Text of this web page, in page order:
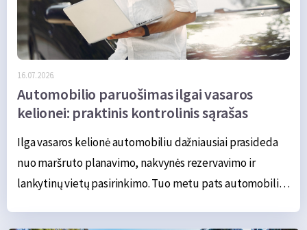
16.07.2026.
Automobilio paruošimas ilgai vasaros
kelionei: praktinis kontrolinis sąrašas
Ilga vasaros kelionė automobiliu dažniausiai prasideda
nuo maršruto planavimo, nakvynės rezervavimo ir
lankytinų vietų pasirinkimo. Tuo metu pats automobilis